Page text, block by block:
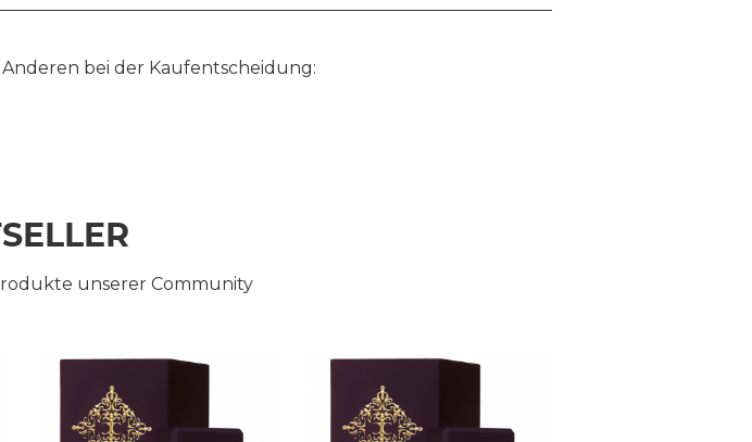
bei der Kaufentscheidung:
unserer Community